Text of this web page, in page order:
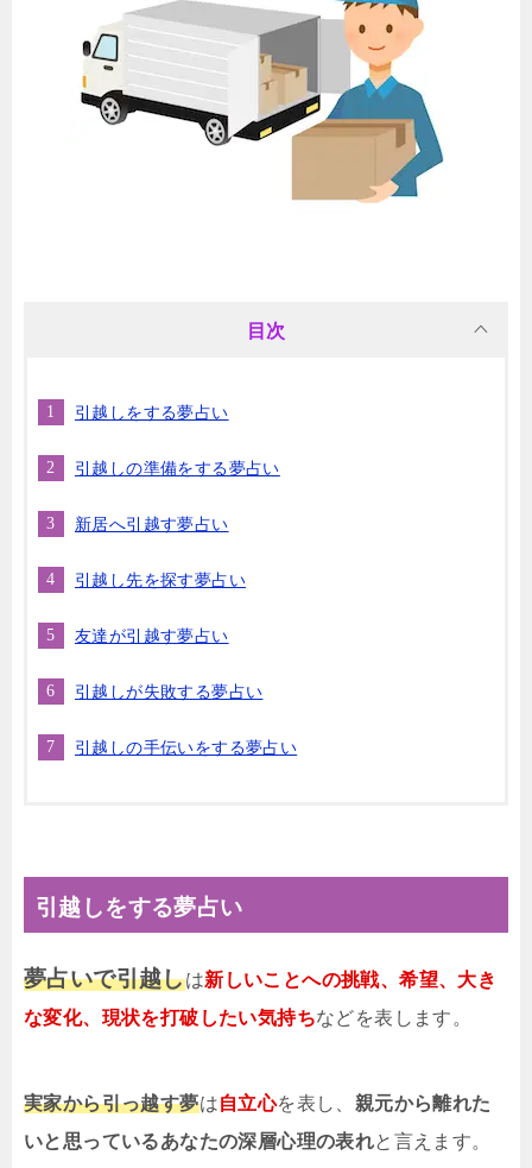
目次
引越しをする夢占い
引越しの準備をする夢占い
新居へ引越す夢占い
引越し先を探す夢占い
友達が引越す夢占い
引越しが失敗する夢占い
引越しの手伝いをする夢占い
引越しをする夢占い
夢占いで引越しは新しいことへの挑戦、希望、大き
な変化、現状を打破したい気持ちなどを表します。
実家から引っ越す夢は自立心を表し、 親元から離れた
いと思っているあなたの深層心理の表れと言えます。